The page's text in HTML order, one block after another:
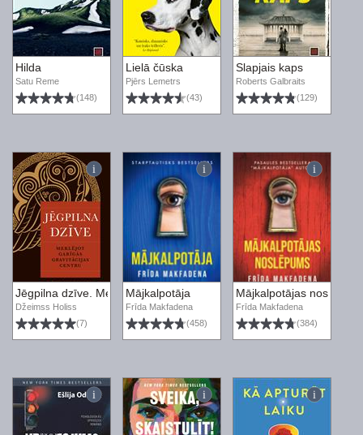
Hilda
Satu Reme
(148)
Lielā čūska
Pjērs Lemetrs
(43)
Slapjais kaps
Roberts Galbraits
(129)
Jēgpilna dzīve. Meklējot garīgās gravitācijas centru
Džeimss Holiss
(7)
Mājkalpotāja
Frīda Makfadena
(458)
Mājkalpotājas
Frīda Makfadena
(384)